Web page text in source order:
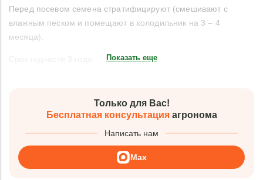
Перед посевом семена стратифицируют (смешивают с
влажным песком и помещают в холодильник на 3 – 4
месяца).
Показать еще
Только для Вас!
Бесплатная консультацияагронома
Написать нам
Max